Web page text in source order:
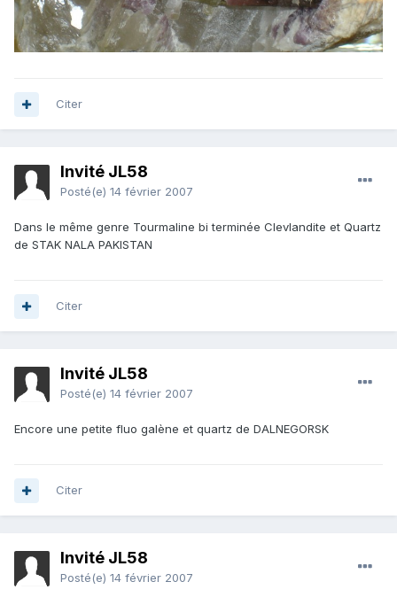
Citer
Invité JL58
Posté(e) 14 février 2007
Dans le même genre Tourmaline bi terminée Clevlandite et Quartz
de STAK NALA PAKISTAN
Citer
Invité JL58
Posté(e) 14 février 2007
Encore une petite fluo galène et quartz de DALNEGORSK
Citer
Invité JL58
Posté(e) 14 février 2007